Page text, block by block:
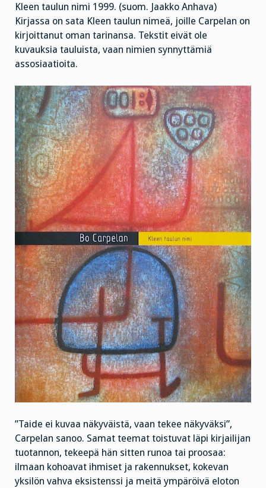
Kleen taulun nimi 1999. (suom. Jaakko Anhava)
Kirjassa on sata Kleen taulun nimeä, joille Carpelan on
kirjoittanut oman tarinansa. Tekstit eivät ole
kuvauksia tauluista, vaan nimien synnyttämiä
assosiaatioita.
”Taide ei kuvaa näkyväistä, vaan tekee näkyväksi”,
Carpelan sanoo. Samat teemat toistuvat läpi kirjailijan
tuotannon, tekeepä hän sitten runoa tai proosaa:
ilmaan kohoavat ihmiset ja rakennukset, kokevan
yksilön vahva eksistenssi ja meitä ympäröivä eloton